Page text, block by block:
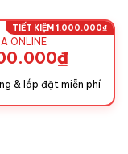
TIẾT KIỆM 1.000.000₫
ONLINE
₫
& lắp đặt miễn phí